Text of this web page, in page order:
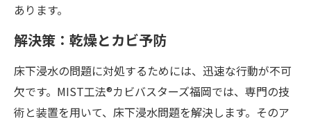
あります。
解決策：乾燥とカビ予防
床下浸水の問題に対処するためには、迅速な行動が不可
欠です。MIST工法®カビバスターズ福岡では、専門の技
術と装置を用いて、床下浸水問題を解決します。そのア